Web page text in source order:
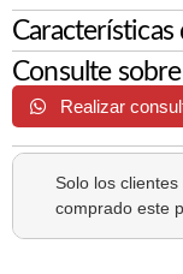
Consulte
Realizar
Solo los
comprado este